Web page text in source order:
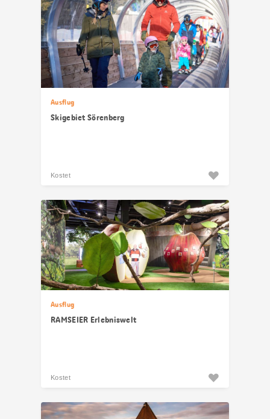
Ausflug
Skigebiet Sörenberg
Kostet
Ausflug
RAMSEIER Erlebniswelt
Kostet